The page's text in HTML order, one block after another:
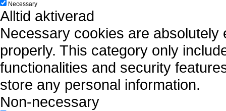
Necessary
Alltid aktiverad
Necessary cookies are
properly. This category only
functionalities and security
store any personal information.
Non-necessary